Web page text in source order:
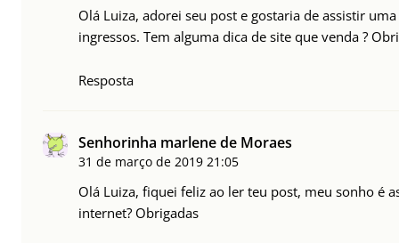
Olá Luiza, adorei seu post e gostaria de assistir
ingressos. Tem alguma dica de site que venda ?
Resposta
Senhorinha marlene de Moraes
31 de março de 2019 21:05
Olá Luiza, fiquei feliz ao ler teu post, meu sonho é
internet? Obrigadas